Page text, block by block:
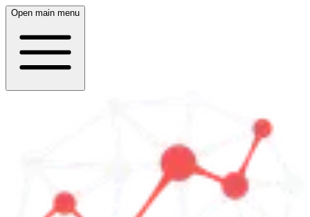
Open main menu